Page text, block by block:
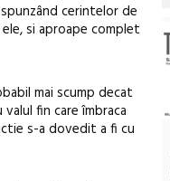
cerintelor de
si aproape complet
mai scump decat
fin care îmbraca
s-a dovedit a fi cu